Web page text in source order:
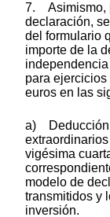
7. Asimismo,
declaración,
del formulario
importe de la
para
euros en las
a) Deducción
vigésima
modelo de
transmitidos y
inversión.